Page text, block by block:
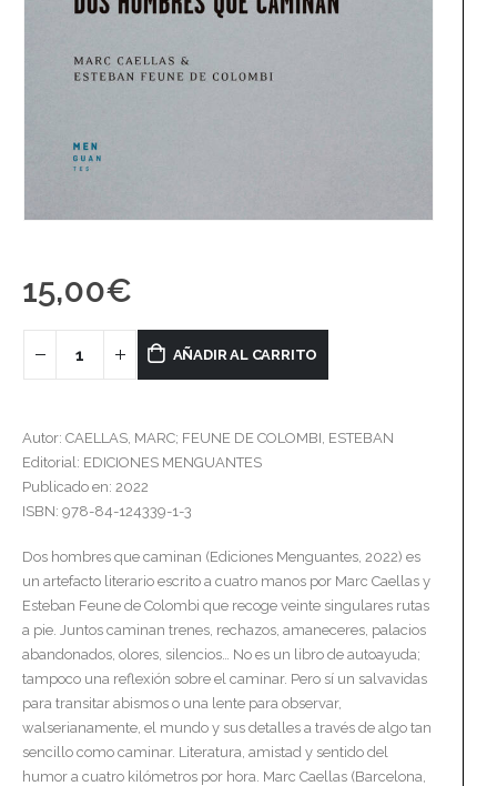
15,00€
AÑADIR AL CARRITO
Autor: CAELLAS, MARC; FEUNE DE COLOMBI, ESTEBAN
Editorial: EDICIONES MENGUANTES
Publicado en: 2022
ISBN: 978-84-124339-1-3
Dos hombres que caminan (Ediciones Menguantes, 2022) es
un artefacto literario escrito a cuatro manos por Marc Caellas y
Esteban Feune de Colombi que recoge veinte singulares rutas
a pie. Juntos caminan trenes, rechazos, amaneceres, palacios
abandonados, olores, silencios… No es un libro de autoayuda;
tampoco una reflexión sobre el caminar. Pero sí un salvavidas
para transitar abismos o una lente para observar,
walserianamente, el mundo y sus detalles a través de algo tan
sencillo como caminar. Literatura, amistad y sentido del
humor a cuatro kilómetros por hora. Marc Caellas (Barcelona,